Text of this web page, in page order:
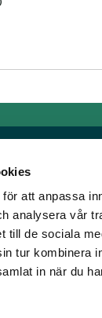
att anpassa
analysera vår
till de sociala
tur kombinera
in när du
trav!
en